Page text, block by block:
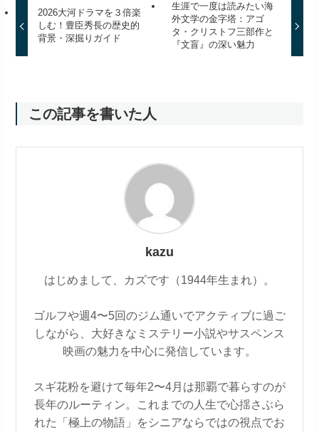
2026大河ドラマを３倍楽
しむ！豊臣秀長の歴史的
背景・深掘りガイド
生涯で一度は読みたい海
外文学の金字塔：アゴ
タ・クリストフ三部作と
『文盲』の深い魅力
この記事を書いた人
kazu
はじめまして、カズです（1944年生まれ）。
ゴルフや週4〜5回のジム通いでアクティブに過ご
しながら、大好きなミステリー小説やサスペンス
映画の魅力を中心に発信しています。
スギ花粉を避けて毎年2〜4月は那覇で暮らすのが
長年のルーティン。これまでの人生で心揺さぶら
れた「極上の物語」をシニアならではの視点でお